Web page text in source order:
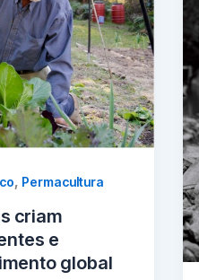
, Permacultura
criam
e
global